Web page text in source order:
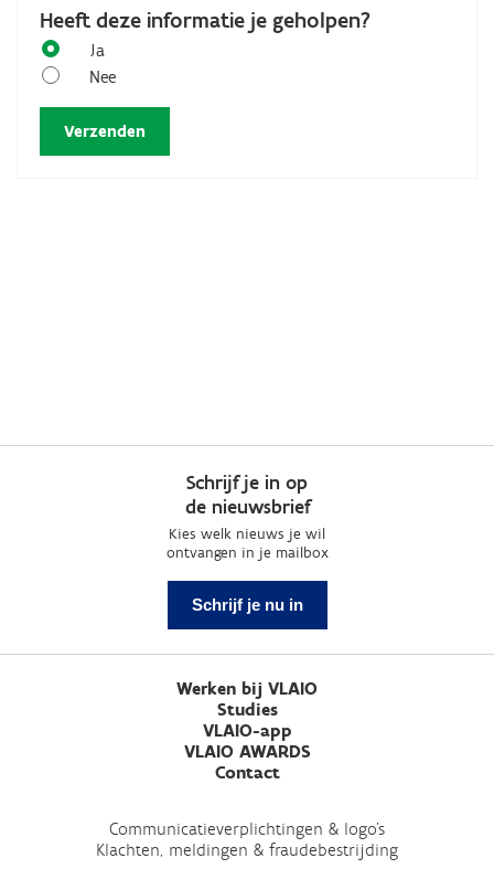
Heeft deze informatie je geholpen?
Ja
Nee
Schrijf je in op
de nieuwsbrief
Kies welk nieuws je wil
ontvangen in je mailbox
Schrijf je nu in
Werken bij VLAIO
Studies
VLAIO-app
VLAIO AWARDS
Contact
Communicatieverplichtingen & logo's
Klachten, meldingen & fraudebestrijding